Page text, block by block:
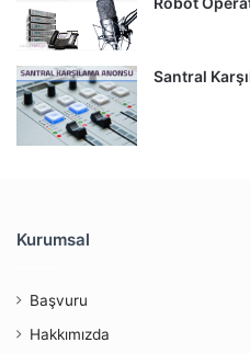
Santral
Kurumsal
Başvuru
Hakkımızda